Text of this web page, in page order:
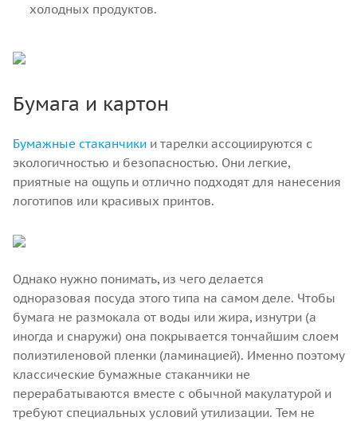
холодных продуктов.
Бумага и картон
Бумажные стаканчики и тарелки ассоциируются с
экологичностью и безопасностью. Они легкие,
приятные на ощупь и отлично подходят для нанесения
логотипов или красивых принтов.
Однако нужно понимать, из чего делается
одноразовая посуда этого типа на самом деле. Чтобы
бумага не размокала от воды или жира, изнутри (а
иногда и снаружи) она покрывается тончайшим слоем
полиэтиленовой пленки (ламинацией). Именно поэтому
классические бумажные стаканчики не
перерабатываются вместе с обычной макулатурой и
требуют специальных условий утилизации. Тем не